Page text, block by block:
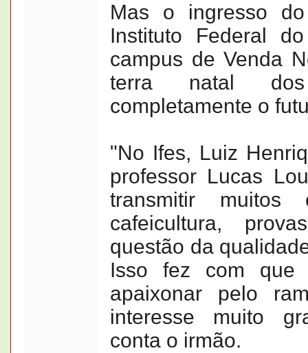
Mas o ingresso
Instituto Federal
campus de Venda
terra natal dos
completamente o
"No Ifes, Luiz
professor Lucas
transmitir muitos
cafeicultura,
questão da
Isso fez com que
apaixonar pelo
interesse muito
conta o irmão.